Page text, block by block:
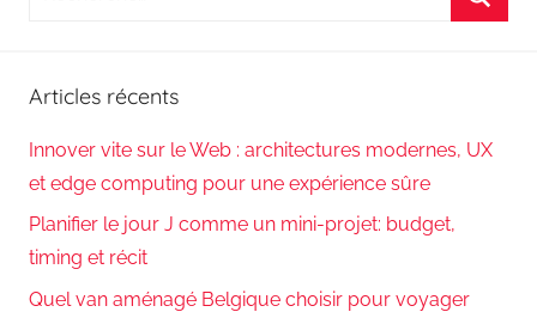
Articles récents
Innover vite sur le Web : architectures modernes, UX
et edge computing pour une expérience sûre
Planifier le jour J comme un mini-projet: budget,
timing et récit
Quel van aménagé Belgique choisir pour voyager